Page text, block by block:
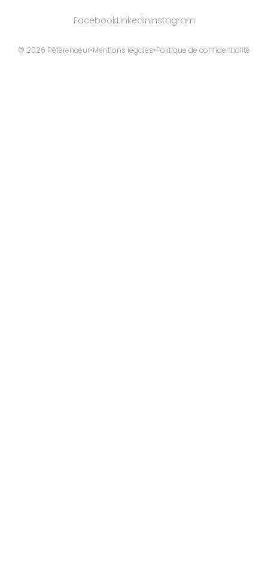
© 2026 Référenceur•Mentions légales•Politique de confidentialité
FacebookLinkedinInstagram